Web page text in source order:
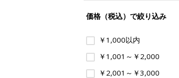
価格（税込）で絞り込み
￥1,000以内
￥1,001～￥2,000
￥2,001～￥3,000